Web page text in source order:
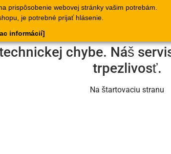
prispôsobenie webovej stránky vašim potrebám.
je potrebné prijať hlásenie.
informácií]
Katalógy Doklady Spoločnosť Môj súbor
chybe. Náš
trpezlivosť.
Na štartovaciu stranu